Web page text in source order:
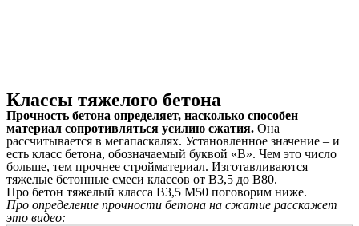
Классы тяжелого бетона
Прочность бетона определяет, насколько способен
материал сопротивляться усилию сжатия. Она
рассчитывается в мегапаскалях. Установленное значение – и
есть класс бетона, обозначаемый буквой «В». Чем это число
больше, тем прочнее стройматериал. Изготавливаются
тяжелые бетонные смеси классов от В3,5 до В80.
Про бетон тяжелый класса В3,5 М50 поговорим ниже.
Про определение прочности бетона на сжатие расскажет
это видео: